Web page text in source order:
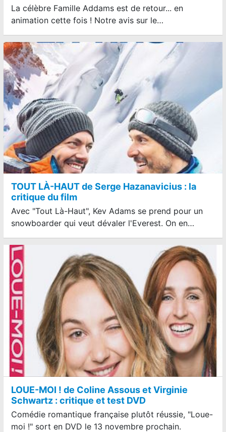
La célèbre Famille Addams est de retour... en
animation cette fois ! Notre avis sur le…
TOUT LÀ-HAUT de Serge Hazanavicius : la
critique du film
Avec "Tout Là-Haut", Kev Adams se prend pour un
snowboarder qui veut dévaler l'Everest. On en…
LOUE-MOI ! de Coline Assous et Virginie
Schwartz : critique et test DVD
Comédie romantique française plutôt réussie, "Loue-
moi !" sort en DVD le 13 novembre prochain.